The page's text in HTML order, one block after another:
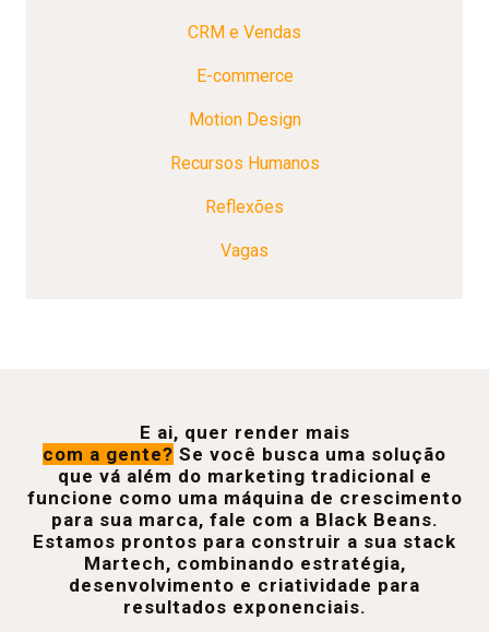
CRM e Vendas
E-commerce
Motion Design
Recursos Humanos
Reflexões
Vagas
E ai, quer render mais
com a gente? Se você busca uma solução
que vá além do marketing tradicional e
funcione como uma máquina de crescimento
para sua marca, fale com a Black Beans.
Estamos prontos para construir a sua stack
Martech, combinando estratégia,
desenvolvimento e criatividade para
resultados exponenciais.